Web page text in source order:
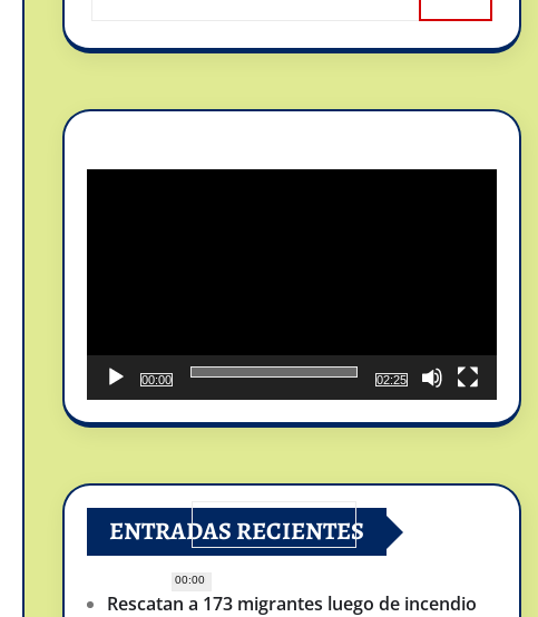
00:00
00:00
02:25
ENTRADAS RECIENTES
Rescatan a 173 migrantes luego de incendio